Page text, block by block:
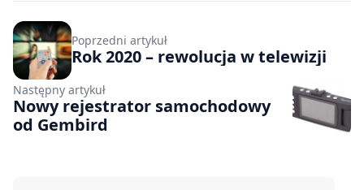
Poprzedni artykuł
Rok 2020 – rewolucja w telewizji
Następny artykuł
Nowy rejestrator samochodowy
od Gembird